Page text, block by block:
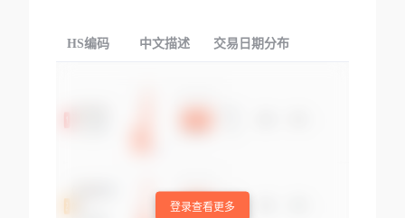
HS编码 中文描述 交易日期分布
登录查看更多